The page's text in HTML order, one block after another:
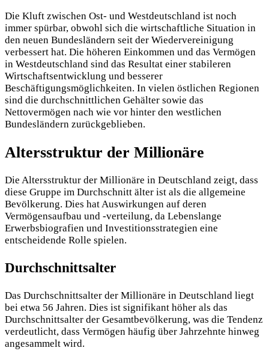
Die Kluft zwischen Ost- und Westdeutschland ist noch
immer spürbar, obwohl sich die wirtschaftliche Situation in
den neuen Bundesländern seit der Wiedervereinigung
verbessert hat. Die höheren Einkommen und das Vermögen
in Westdeutschland sind das Resultat einer stabileren
Wirtschaftsentwicklung und besserer
Beschäftigungsmöglichkeiten. In vielen östlichen Regionen
sind die durchschnittlichen Gehälter sowie das
Nettovermögen nach wie vor hinter den westlichen
Bundesländern zurückgeblieben.
Altersstruktur der Millionäre
Die Altersstruktur der Millionäre in Deutschland zeigt, dass
diese Gruppe im Durchschnitt älter ist als die allgemeine
Bevölkerung. Dies hat Auswirkungen auf deren
Vermögensaufbau und -verteilung, da Lebenslange
Erwerbsbiografien und Investitionsstrategien eine
entscheidende Rolle spielen.
Durchschnittsalter
Das Durchschnittsalter der Millionäre in Deutschland liegt
bei etwa 56 Jahren. Dies ist signifikant höher als das
Durchschnittsalter der Gesamtbevölkerung, was die Tendenz
verdeutlicht, dass Vermögen häufig über Jahrzehnte hinweg
angesammelt wird.